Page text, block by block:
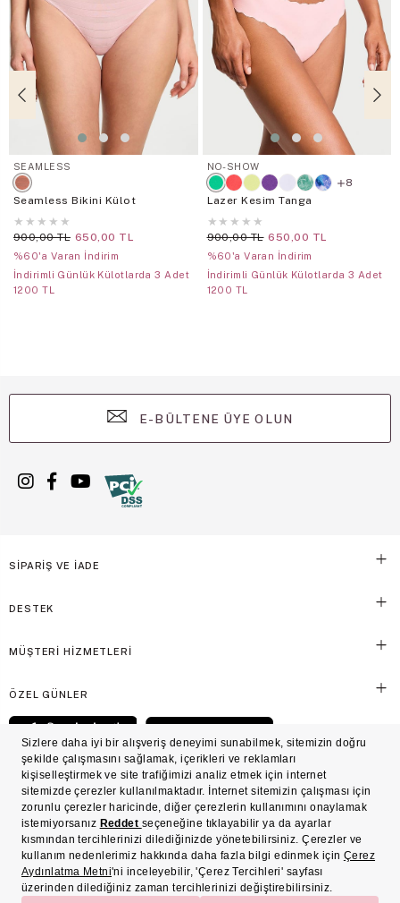
SEAMLESS
Seamless Bikini Külot
★ ★ ★ ★ ★
900,00 TL 650,00 TL
%60'a Varan İndirim
İndirimli Günlük Külotlarda 3 Adet
1200 TL
NO-SHOW
8
Lazer Kesim Tanga
★ ★ ★ ★ ★
900,00 TL 650,00 TL
%60'a Varan İndirim
İndirimli Günlük Külotlarda 3 Adet
1200 TL
E-BÜLTENE ÜYE OLUN
SİPARİŞ VE İADE
DESTEK
MÜŞTERİ HİZMETLERİ
ÖZEL GÜNLER
© Victoria's Secret Shaya Mağazacılık A.Ş. Franchise lisansı aracılığıyla işletilen ticari
markasıdır. Her hakkı saklıdır.
Süreç Bazlı Müşteri Aydınlatma Metni
Üyelik ve Gizlilik Sözleşmesi
İşlem Rehberi